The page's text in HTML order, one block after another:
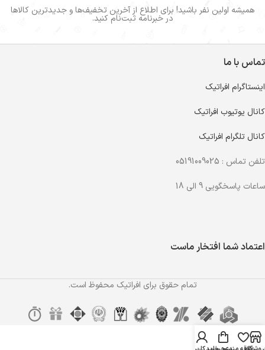
همیشه اولین نفر باشید! برای اطلاع از آخرین تخفیف‌ها و جدیدترین کالاها
در خبرنامه ثبت‌نام کنید.
تماس با ما
اینستاگرام افراتیک
کانال یوتیوب افراتیک
کانال تلگرام افراتیک
تلفن تماس : 05191009025
ساعات پاسخگویی 9 الی 18
اعتماد شما افتخار ماست
تمام حقوق برای افراتیک محفوظ است.